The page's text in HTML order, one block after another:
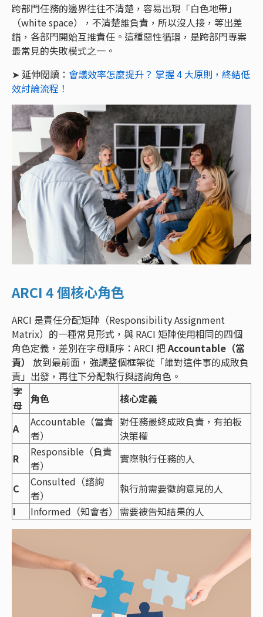
跨部門任務的邊界往往不清楚，容易出現「白色地帶」
（white space），不清楚誰負責，所以沒人接，等出差
錯，各部門開始互推責任。這種惡性循環，是跨部門專案
最常見的失敗模式之一。
➤ 延伸閱讀： 會議效率怎麼提升？ 掌握 4 大原則，終結低
效討論流程！
ARCI 4 個核心角色
ARCI 是責任分配矩陣（Responsibility Assignment
Matrix）的一種常見形式，與 RACI 矩陣使用相同的四個
角色定義，差別在字母順序：ARCI 把Accountable（當
責）
放到最前面，強調整個框架從「誰對這件事的成敗負
責」出發，再往下分配執行與諮詢角色。
字
母
角色 核心定義
A
Accountable（當責
者）
對任務最終成敗負責，有拍板
決策權
R
Responsible（負責
者）
實際執行任務的人
C
Consulted（諮詢
者）
執行前需要徵詢意見的人
I
Informed（知會者） 需要被告知結果的人